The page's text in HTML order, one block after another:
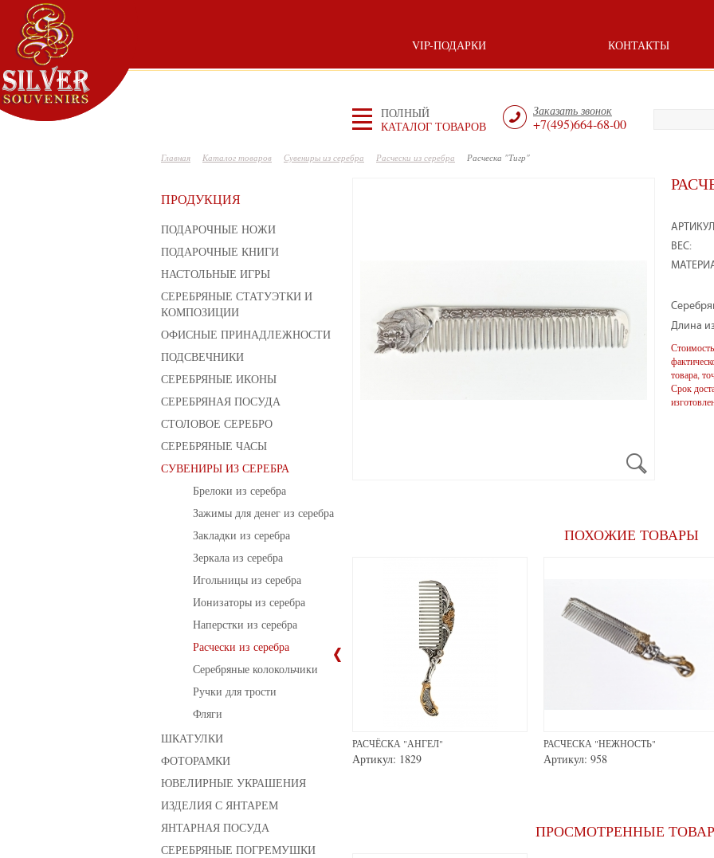
VIP-ПОДАРКИ КОНТАКТЫ
ПОЛНЫЙ
КАТАЛОГ ТОВАРОВ
Заказать звонок
+7(495)664-68-00
Главная Каталог товаров Сувениры из серебра Расчески из серебра Расческа "Тигр"
ПРОДУКЦИЯ
ПОДАРОЧНЫЕ НОЖИ
ПОДАРОЧНЫЕ КНИГИ
НАСТОЛЬНЫЕ ИГРЫ
СЕРЕБРЯНЫЕ СТАТУЭТКИ И
КОМПОЗИЦИИ
ОФИСНЫЕ ПРИНАДЛЕЖНОСТИ
ПОДСВЕЧНИКИ
СЕРЕБРЯНЫЕ ИКОНЫ
СЕРЕБРЯНАЯ ПОСУДА
СТОЛОВОЕ СЕРЕБРО
СЕРЕБРЯНЫЕ ЧАСЫ
СУВЕНИРЫ ИЗ СЕРЕБРА
Брелоки из серебра
Зажимы для денег из серебра
Закладки из серебра
Зеркала из серебра
Игольницы из серебра
Ионизаторы из серебра
Наперстки из серебра
Расчески из серебра
Серебряные колокольчики
Ручки для трости
Фляги
ШКАТУЛКИ
ФОТОРАМКИ
ЮВЕЛИРНЫЕ УКРАШЕНИЯ
ИЗДЕЛИЯ С ЯНТАРЕМ
ЯНТАРНАЯ ПОСУДА
СЕРЕБРЯНЫЕ ПОГРЕМУШКИ
ВЕС:
Длина
товара,
Срок
ПОХОЖИЕ ТОВАРЫ
РАСЧЕСКА "НЕЖНОСТЬ" РАСЧЕСКА "ФЕЯ"
ПРОСМОТРЕННЫЕ